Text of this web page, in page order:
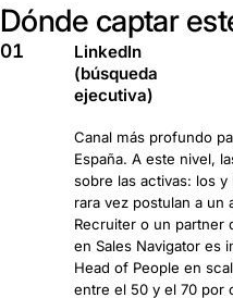
Dónde captar
01
LinkedIn
(búsqueda
ejecutiva)
Canal más profundo
España. A este nivel,
sobre las activas: los
rara vez postulan a un
Recruiter o un partner
en Sales Navigator es
Head of People en
entre el 50 y el 70 por